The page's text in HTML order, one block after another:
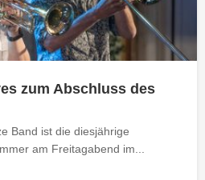
zum Abschluss des
Band ist die diesjährige
am Freitagabend im...